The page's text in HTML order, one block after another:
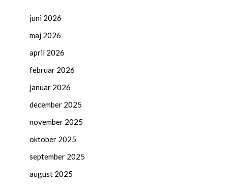
juni 2026
maj 2026
april 2026
februar 2026
januar 2026
december 2025
november 2025
oktober 2025
september 2025
august 2025